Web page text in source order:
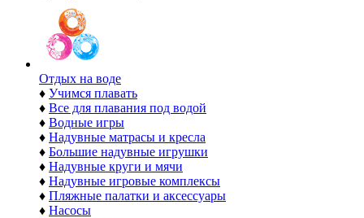
Отдых на воде
♦ Учимся плавать
♦ Все для плавания под водой
♦ Водные игры
♦ Надувные матрасы и кресла
♦ Большие надувные игрушки
♦ Надувные круги и мячи
♦ Надувные игровые комплексы
♦ Пляжные палатки и аксессуары
♦ Насосы